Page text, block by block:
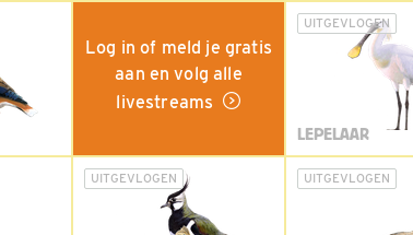
Log in of meld je gratis
aan en volg alle
livestreams
UITGEVLOGEN
LEPELAAR
UITGEVLOGEN UITGEVLOGEN